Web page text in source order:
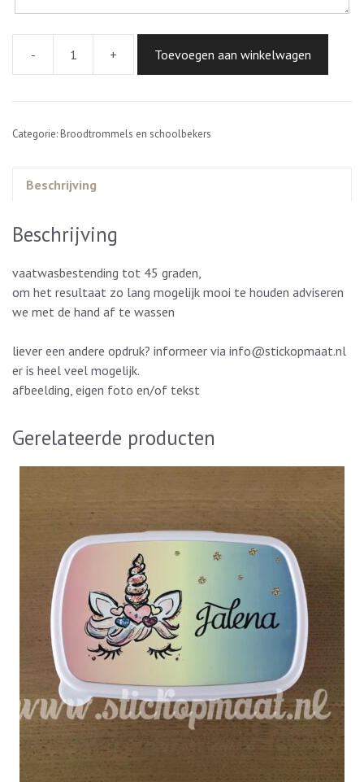
-
broodtrommel
aantal
+ Toevoegen aan winkelwagen
Categorie: Broodtrommels en schoolbekers
Beschrijving
Beschrijving
vaatwasbestending tot 45 graden,
om het resultaat zo lang mogelijk mooi te houden adviseren
we met de hand af te wassen
liever een andere opdruk? informeer via info@stickopmaat.nl
er is heel veel mogelijk.
afbeelding, eigen foto en/of tekst
Gerelateerde producten